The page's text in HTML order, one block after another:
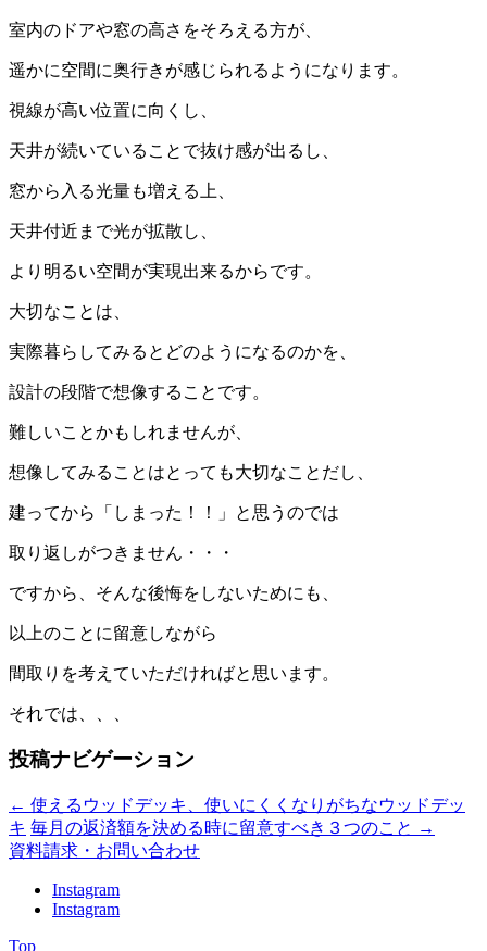
室内のドアや窓の高さをそろえる方が、
遥かに空間に奥行きが感じられるようになります。
視線が高い位置に向くし、
天井が続いていることで抜け感が出るし、
窓から入る光量も増える上、
天井付近まで光が拡散し、
より明るい空間が実現出来るからです。
大切なことは、
実際暮らしてみるとどのようになるのかを、
設計の段階で想像することです。
難しいことかもしれませんが、
想像してみることはとっても大切なことだし、
建ってから「しまった！！」と思うのでは
取り返しがつきません・・・
ですから、そんな後悔をしないためにも、
以上のことに留意しながら
間取りを考えていただければと思います。
それでは、、、
投稿ナビゲーション
← 使えるウッドデッキ、使いにくくなりがちなウッドデッ
キ 毎月の返済額を決める時に留意すべき３つのこと →
資料請求・お問い合わせ
Instagram
Instagram
Top